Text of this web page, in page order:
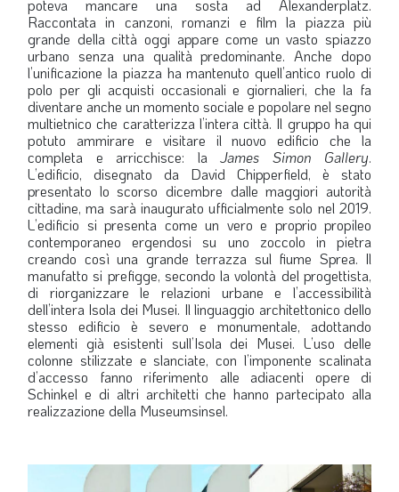
poteva mancare una sosta ad Alexanderplatz.
Raccontata in canzoni, romanzi e film la piazza più
grande della città oggi appare come un vasto spiazzo
urbano senza una qualità predominante. Anche dopo
l’unificazione la piazza ha mantenuto quell’antico ruolo di
polo per gli acquisti occasionali e giornalieri, che la fa
diventare anche un momento sociale e popolare nel segno
multietnico che caratterizza l’intera città. Il gruppo ha qui
potuto ammirare e visitare il nuovo edificio che la
completa e arricchisce: la James Simon Gallery.
L’edificio, disegnato da David Chipperfield, è stato
presentato lo scorso dicembre dalle maggiori autorità
cittadine, ma sarà inaugurato ufficialmente solo nel 2019.
L’edificio si presenta come un vero e proprio propileo
contemporaneo ergendosi su uno zoccolo in pietra
creando così una grande terrazza sul fiume Sprea. Il
manufatto si prefigge, secondo la volontà del progettista,
di riorganizzare le relazioni urbane e l’accessibilità
dell’intera Isola dei Musei. Il linguaggio architettonico dello
stesso edificio è severo e monumentale, adottando
elementi già esistenti sull’Isola dei Musei. L’uso delle
colonne stilizzate e slanciate, con l’imponente scalinata
d’accesso fanno riferimento alle adiacenti opere di
Schinkel e di altri architetti che hanno partecipato alla
realizzazione della Museumsinsel.